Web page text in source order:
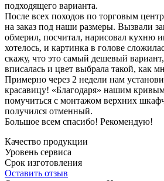
подходящего варианта.
После всех походов по торговым
на заказ под наши размеры. Вызвали
обмерил, посчитал, нарисовал кухню
хотелось, и картинка в голове
скажу, что это самый дешевый
вписалась и цвет выбрала такой, как
Примерно через 2 недели нам
красавицу! «Благодаря» нашим
помучиться с монтажом верхних
получился отменный.
Большое всем спасибо! Рекомендую!
Качество продукции
Уровень сервиса
Срок изготовления
Оставить отзыв